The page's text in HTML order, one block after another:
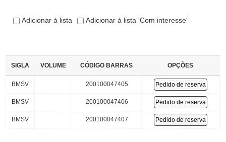
Adicionar à lista Adicionar à lista 'Com interesse'
SIGLA VOLUME CÓDIGO BARRAS OPÇÕES
BMSV 200100047405 Pedido de reserva
BMSV 200100047406 Pedido de reserva
BMSV 200100047407 Pedido de reserva